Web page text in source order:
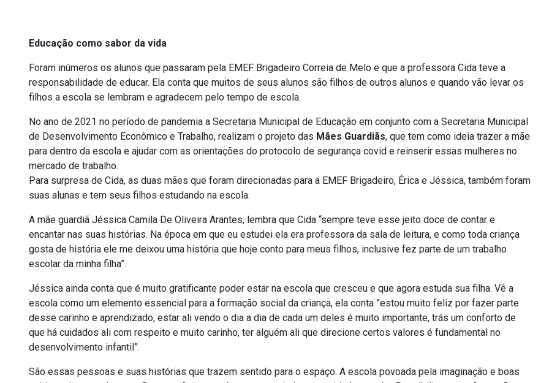
Educação como sabor da vida
Foram inúmeros os alunos que passaram pela EMEF Brigadeiro Correia de Melo e que a professora Cida teve a
responsabilidade de educar. Ela conta que muitos de seus alunos são filhos de outros alunos e quando vão levar os
filhos a escola se lembram e agradecem pelo tempo de escola.
No ano de 2021 no período de pandemia a Secretaria Municipal de Educação em conjunto com a Secretaria Municipal
de Desenvolvimento Econômico e Trabalho, realizam o projeto das Mães Guardiãs, que tem como ideia trazer a mãe
para dentro da escola e ajudar com as orientações do protocolo de segurança covid e reinserir essas mulheres no
mercado de trabalho.
Para surpresa de Cida, as duas mães que foram direcionadas para a EMEF Brigadeiro, Érica e Jéssica, também foram
suas alunas e tem seus filhos estudando na escola.
A mãe guardiã Jéssica Camila De Oliveira Arantes, lembra que Cida “sempre teve esse jeito doce de contar e
encantar nas suas histórias. Na época em que eu estudei ela era professora da sala de leitura, e como toda criança
gosta de história ele me deixou uma história que hoje conto para meus filhos, inclusive fez parte de um trabalho
escolar da minha filha”.
Jéssica ainda conta que é muito gratificante poder estar na escola que cresceu e que agora estuda sua filha. Vê a
escola como um elemento essencial para a formação social da criança, ela conta ”estou muito feliz por fazer parte
desse carinho e aprendizado, estar ali vendo o dia a dia de cada um deles é muito importante, trás um conforto de
que há cuidados ali com respeito e muito carinho, ter alguém ali que direcione certos valores é fundamental no
desenvolvimento infantil”.
São essas pessoas e suas histórias que trazem sentido para o espaço. A escola povoada pela imaginação e boas